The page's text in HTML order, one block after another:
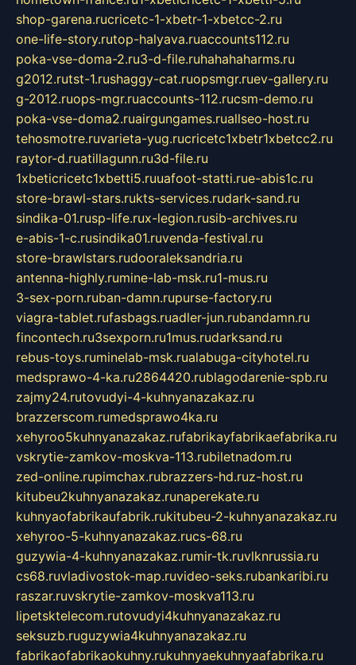
shop-garena.rucricetc-1-xbetr-1-xbetcc-2.ru
one-life-story.rutop-halyava.ruaccounts112.ru
poka-vse-doma-2.ru3-d-file.ruhahahaharms.ru
g2012.rutst-1.rushaggy-cat.ruopsmgr.ruev-gallery.ru
g-2012.ruops-mgr.ruaccounts-112.rucsm-demo.ru
poka-vse-doma2.ruairgungames.ruallseo-host.ru
tehosmotre.ruvarieta-yug.rucricetc1xbetr1xbetcc2.ru
raytor-d.ruatillagunn.ru3d-file.ru
1xbeticricetc1xbetti5.ruuafoot-statti.rue-abis1c.ru
store-brawl-stars.rukts-services.rudark-sand.ru
sindika-01.rusp-life.rux-legion.rusib-archives.ru
e-abis-1-c.rusindika01.ruvenda-festival.ru
store-brawlstars.rudooraleksandria.ru
antenna-highly.rumine-lab-msk.ru1-mus.ru
3-sex-porn.ruban-damn.rupurse-factory.ru
viagra-tablet.rufasbags.ruadler-jun.rubandamn.ru
fincontech.ru3sexporn.ru1mus.rudarksand.ru
rebus-toys.ruminelab-msk.rualabuga-cityhotel.ru
medsprawo-4-ka.ru2864420.rublagodarenie-spb.ru
zajmy24.rutovudyi-4-kuhnyanazakaz.ru
brazzerscom.rumedsprawo4ka.ru
xehyroo5kuhnyanazakaz.rufabrikayfabrikaefabrika.ru
vskrytie-zamkov-moskva-113.rubiletnadom.ru
zed-online.rupimchax.rubrazzers-hd.ruz-host.ru
kitubeu2kuhnyanazakaz.runaperekate.ru
kuhnyaofabrikaufabrik.rukitubeu-2-kuhnyanazakaz.ru
xehyroo-5-kuhnyanazakaz.rucs-68.ru
guzywia-4-kuhnyanazakaz.rumir-tk.ruvlknrussia.ru
cs68.ruvladivostok-map.ruvideo-seks.rubankaribi.ru
raszar.ruvskrytie-zamkov-moskva113.ru
lipetsktelecom.rutovudyi4kuhnyanazakaz.ru
seksuzb.ruguzywia4kuhnyanazakaz.ru
fabrikaofabrikaokuhny.rukuhnyaekuhnyaafabrika.ru